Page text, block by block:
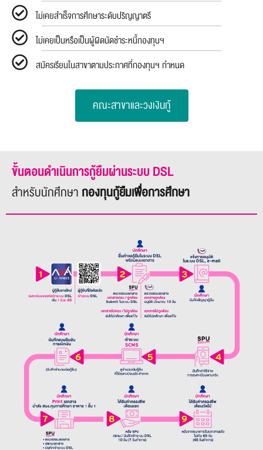
ไม่เคยสำเร็จการศึกษาระดับปริญญาตรี
ไม่เคยเป็นหรือเป็นผู้ผิดนัดชำระหนี้กองทุนฯ
สมัครเรียนในสาขาตามประกาศที่กองทุนฯ กำหนด
คณะสาขาและวงเงินกู้
ขั้นตอนดำเนินการกู้ยืมผ่านระบบ DSL
สำหรับนักศึกษากองทุนกู้ยืมเพื่อการศึกษา